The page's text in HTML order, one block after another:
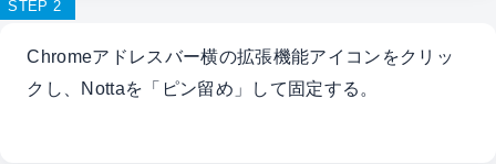
STEP 2
Chromeアドレスバー横の拡張機能アイコンをクリッ
クし、Nottaを「ピン留め」して固定する。